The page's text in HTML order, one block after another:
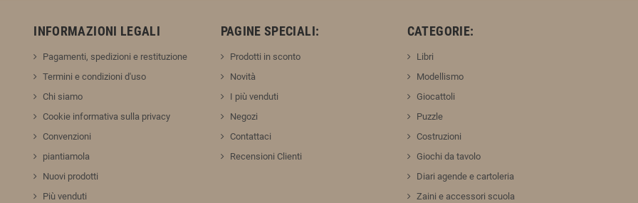
INFORMAZIONI LEGALI
Pagamenti, spedizioni e restituzione
Termini e condizioni d'uso
Chi siamo
Cookie informativa sulla privacy
Convenzioni
piantiamola
Nuovi prodotti
Più venduti
PAGINE SPECIALI:
Prodotti in sconto
Novità
I più venduti
Negozi
Contattaci
Recensioni Clienti
CATEGORIE:
Libri
Modellismo
Giocattoli
Puzzle
Costruzioni
Giochi da tavolo
Diari agende e cartoleria
Zaini e accessori scuola